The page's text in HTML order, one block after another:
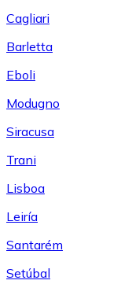
Cagliari
Barletta
Eboli
Modugno
Siracusa
Trani
Lisboa
Leiría
Santarém
Setúbal